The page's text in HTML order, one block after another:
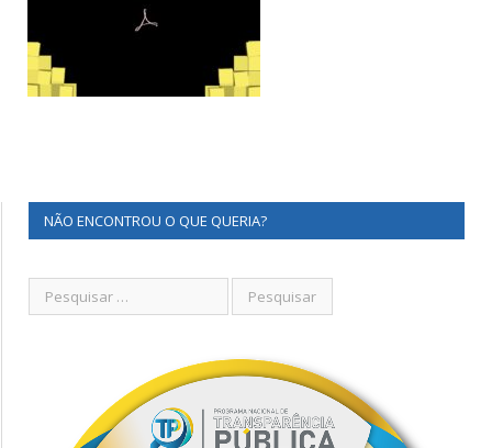
NÃO ENCONTROU O QUE QUERIA?